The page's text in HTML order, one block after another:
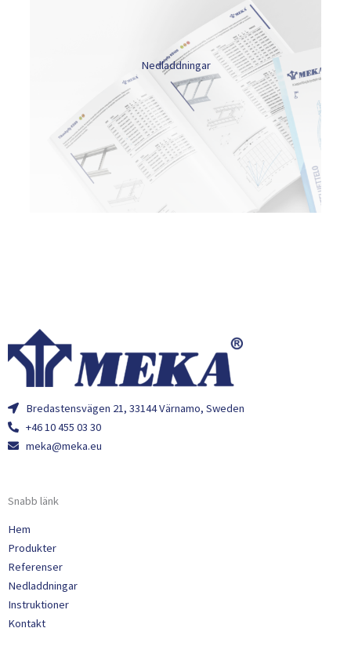
Nedladdningar
Bredastensvägen 21, 33144 Värnamo, Sweden
+46 10 455 03 30
meka@meka.eu
Snabb länk
Hem
Produkter
Referenser
Nedladdningar
Instruktioner
Kontakt